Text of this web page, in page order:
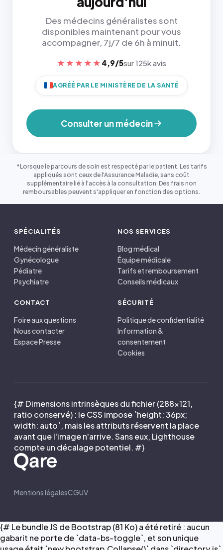
Des médecins généralistes sont
disponibles maintenant pour vous
accompagner, 7j/7 de 6h à minuit.
★★★★★ 4,9/5sur 125k avis
AGRÉÉ PAR LE MINISTÈRE DE LA SANTÉ
Consulter un médecin
*Lorsque le parcours de soin est respecté par le patient. Les tarifs
appliqués sont ceux de l'Assurance Maladie, sans coût
supplémentaire lié à l'accès à la consultation. Des frais non
remboursables peuvent s'appliquer en fonction des options.
SPÉCIALITÉS
Médecin généraliste
Gynécologue
Pédiatre
Psychiatre
NOS SERVICES
Blog médical
Équipe médicale
Tarifs et remboursement
Conseils médicaux
CONTACT
Foire aux questions
Nous contacter
Espace Presse
SÉCURITÉ
Politique de confidentialité
Information &
consentement
Cookies
{# Dimensions intrinsèques du fichier (288×121,
ratio conservé) : le CSS impose `height: 36px;
width: auto`, mais les attributs réservent la place
avant que l'image n'arrive. Sans eux, Lighthouse
compte un décalage potentiel. #}
Mentions légalesCGUV
{# Le bundle JS de Bootstrap (81 Ko) a été retiré : aucun
gabarit ne porte de `data-bs-toggle`, et son unique